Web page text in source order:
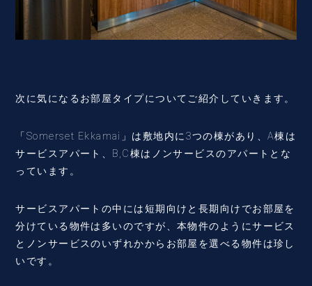
次に気になるお部屋タイプについてご紹介していきます。
「Somerset Ekkamai」は敷地内に3つの棟があり、A棟は
サービスアパート、B,C棟はノンサービスのアパートとな
っています。
サービスアパートの中には短期向けと長期向けでお部屋を
分けている物件は多いのですが、本物件のようにサービス
とノンサービスのいずれかからお部屋を選べる物件は珍し
いです。